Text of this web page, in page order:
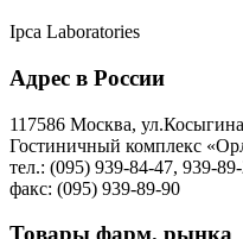
Ipca Laboratories
Адрес в России
117586 Москва,
Гостиничный комплекс
тел.: (095) 939-84-47, 939-
факс: (095) 939-89-90
Товары фарм. рынка